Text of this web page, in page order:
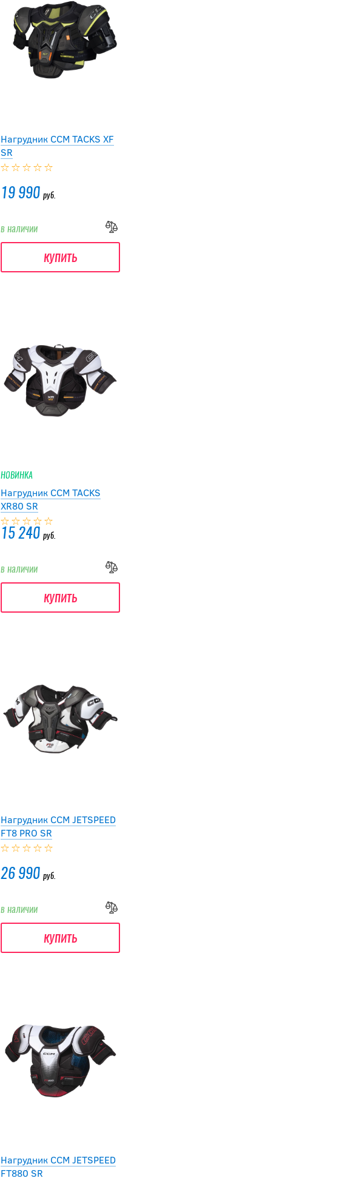
Нагрудник CCM TACKS XF
SR
19 990 руб.
в наличии
купить
НОВИНКА
Нагрудник CCM TACKS
XR80 SR
15 240 руб.
в наличии
купить
Нагрудник CCM JETSPEED
FT8 PRO SR
26 990 руб.
в наличии
купить
Нагрудник CCM JETSPEED
FT880 SR